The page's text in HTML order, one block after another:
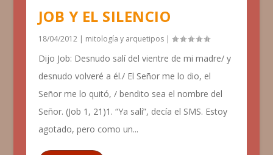
JOB Y EL SILENCIO
18/04/2012| mitología y arquetipos|
Dijo Job: Desnudo salí del vientre de mi madre/ y
desnudo volveré a él./ El Señor me lo dio, el
Señor me lo quitó, / bendito sea el nombre del
Señor. (Job 1, 21)1. “Ya salí”, decía el SMS. Estoy
agotado, pero como un...